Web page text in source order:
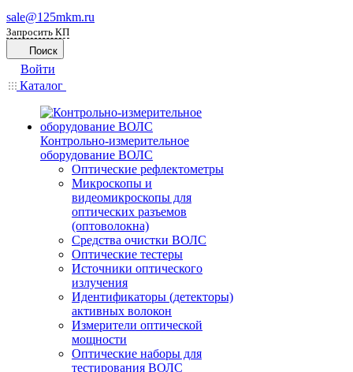
sale@125mkm.ru
Запросить КП
Поиск
Войти
Каталог
Контрольно-измерительное
оборудование ВОЛС
Оптические рефлектометры
Микроскопы и
видеомикроскопы для
оптических разъемов
(оптоволокна)
Средства очистки ВОЛС
Оптические тестеры
Источники оптического
излучения
Идентификаторы (детекторы)
активных волокон
Измерители оптической
мощности
Оптические наборы для
тестирования ВОЛС